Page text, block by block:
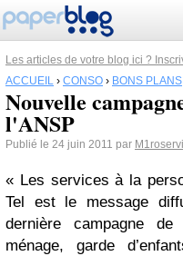
Les articles de votre blog ici ?
ACCUEIL › CONSO › BONS PLANS
Nouvelle
l'ANSP
Publié le 24 juin 2011 par
« Les services à la
Tel est le message
dernière campagne de
ménage, garde